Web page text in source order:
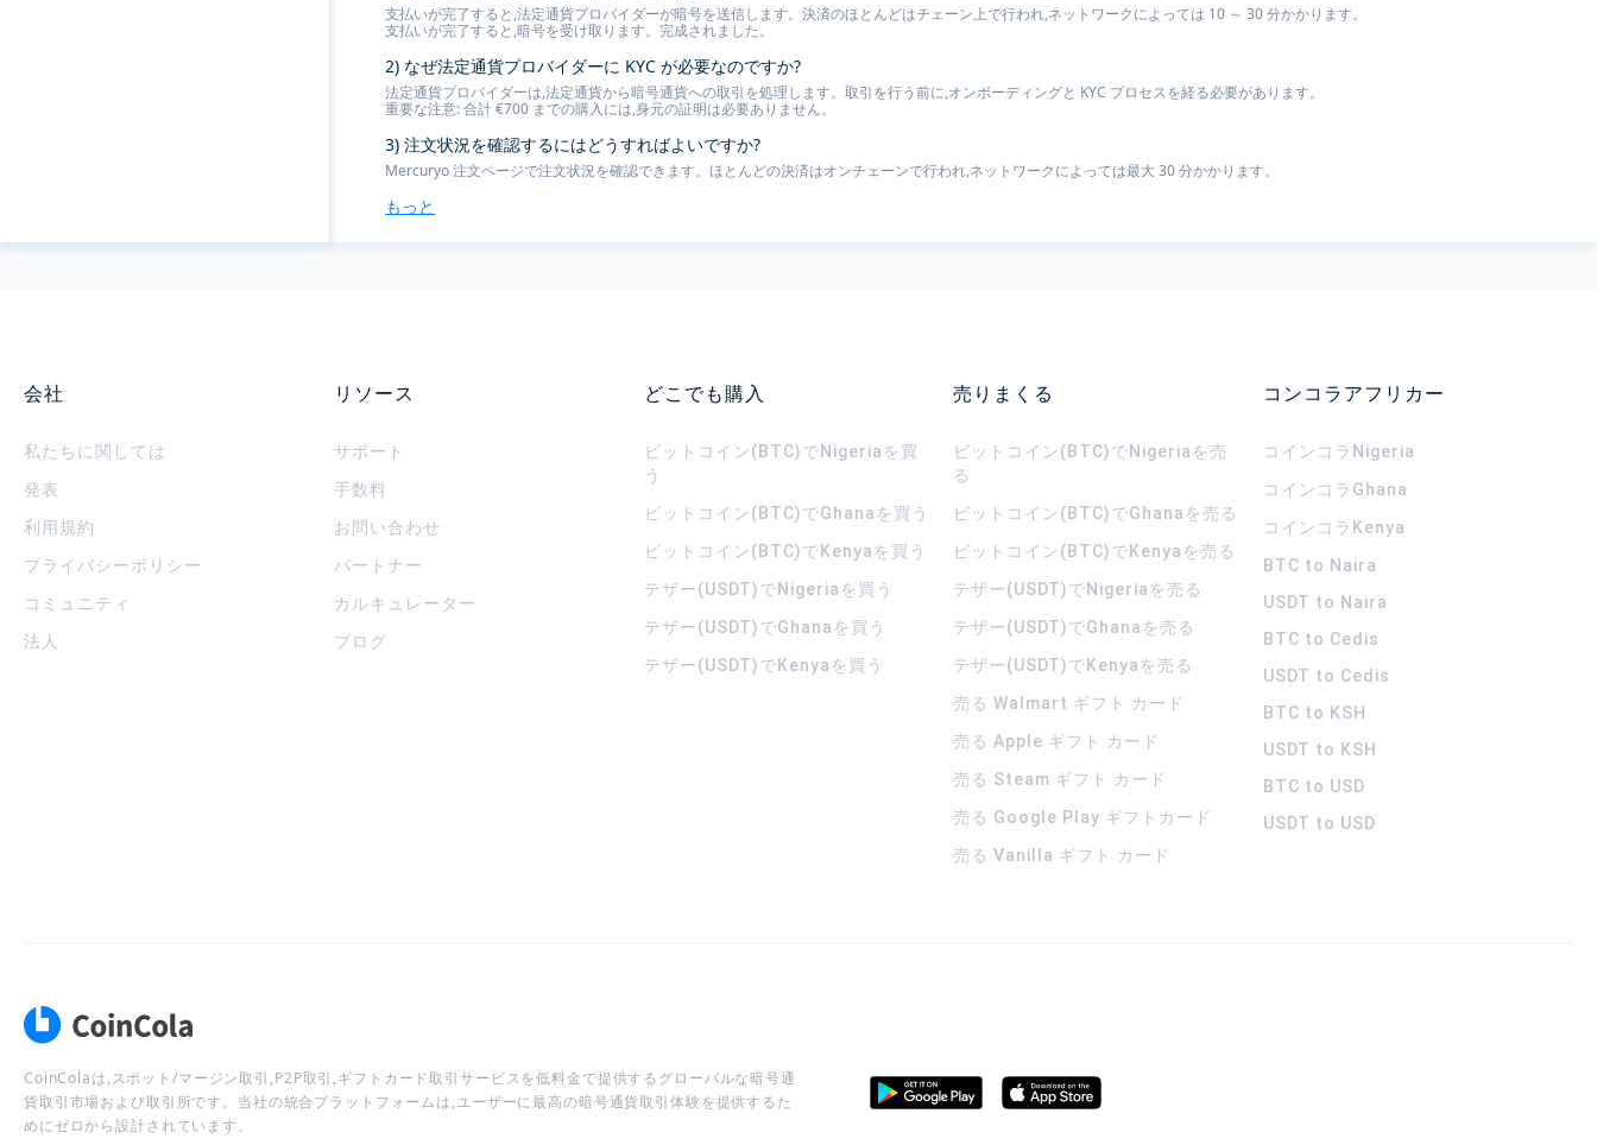
支払いが完了すると,法定通貨プロバイダーが暗号を送信します。決済のほとんどはチェーン上で行われ,ネットワークによっては 10 ～ 30 分かかります。
支払いが完了すると,暗号を受け取ります。完成されました。
2) なぜ法定通貨プロバイダーに KYC が必要なのですか?
法定通貨プロバイダーは,法定通貨から暗号通貨への取引を処理します。取引を行う前に,オンボーディングと KYC プロセスを経る必要があります。
重要な注意: 合計 €700 までの購入には,身元の証明は必要ありません。
3) 注文状況を確認するにはどうすればよいですか?
Mercuryo 注文ページで注文状況を確認できます。ほとんどの決済はオンチェーンで行われ,ネットワークによっては最大 30 分かかります。
もっと
会社
私たちに関しては
発表
利用規約
プライバシーポリシー
コミュニティ
法人
リソース
サポート
手数料
お問い合わせ
パートナー
カルキュレーター
ブログ
どこでも購入
ビットコイン(BTC)でNigeriaを買
う
ビットコイン(BTC)でGhanaを買う
ビットコイン(BTC)でKenyaを買う
テザー(USDT)でNigeriaを買う
テザー(USDT)でGhanaを買う
テザー(USDT)でKenyaを買う
売りまくる
ビットコイン(BTC)でNigeriaを売
る
ビットコイン(BTC)でGhanaを売る
ビットコイン(BTC)でKenyaを売る
テザー(USDT)でNigeriaを売る
テザー(USDT)でGhanaを売る
テザー(USDT)でKenyaを売る
売る Walmart ギフト カード
売る Apple ギフト カード
売る Steam ギフト カード
売る Google Play ギフトカード
売る Vanilla ギフト カード
コンコラアフリカー
コインコラ Nigeria
コインコラ Ghana
コインコラ Kenya
BTC to Naira
USDT to Naira
BTC to Cedis
USDT to Cedis
BTC to KSH
USDT to KSH
BTC to USD
USDT to USD
CoinColaは,スポット/マージン取引,P2P取引,ギフトカード取引サービスを低料金で提供するグローバルな暗号通
貨取引市場および取引所です。当社の統合プラットフォームは,ユーザーに最高の暗号通貨取引体験を提供するた
めにゼロから設計されています。